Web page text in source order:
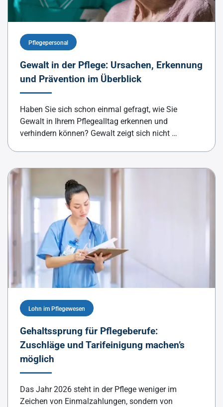
Pflegepersonal
Gewalt in der Pflege: Ursachen, Erkennung
und Prävention im Überblick
Haben Sie sich schon einmal gefragt, wie Sie
Gewalt in Ihrem Pflegealltag erkennen und
verhindern können? Gewalt zeigt sich nicht …
Lohn im Pflegewesen
Gehaltssprung für Pflegeberufe:
Zuschläge und Tarifeinigung machen’s
möglich
Das Jahr 2026 steht in der Pflege weniger im
Zeichen von Einmalzahlungen, sondern von